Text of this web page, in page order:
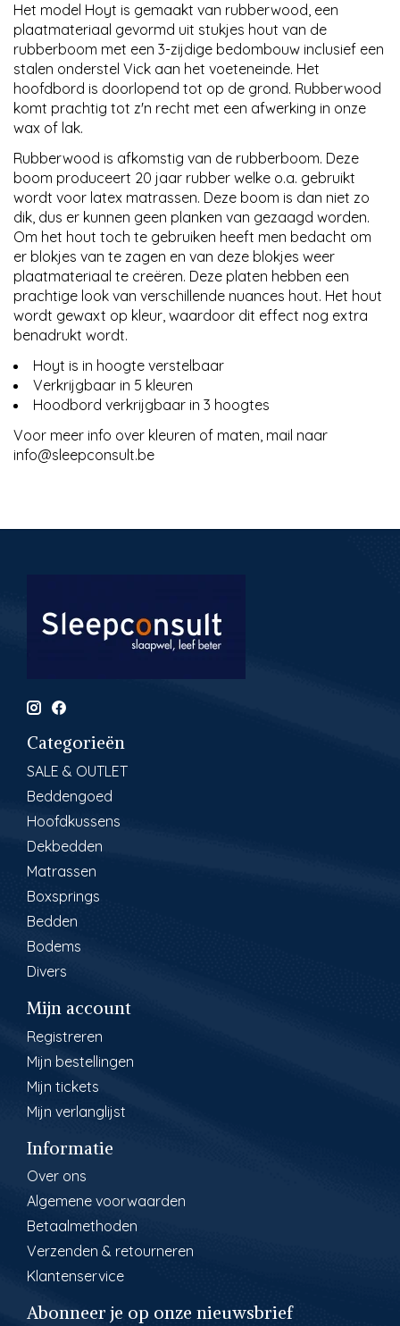
Het model Hoyt is gemaakt van rubberwood, een
plaatmateriaal gevormd uit stukjes hout van de
rubberboom met een 3-zijdige bedombouw inclusief een
stalen onderstel Vick aan het voeteneinde. Het
hoofdbord is doorlopend tot op de grond. Rubberwood
komt prachtig tot z'n recht met een afwerking in onze
wax of lak.
Rubberwood is afkomstig van de rubberboom. Deze
boom produceert 20 jaar rubber welke o.a. gebruikt
wordt voor latex matrassen. Deze boom is dan niet zo
dik, dus er kunnen geen planken van gezaagd worden.
Om het hout toch te gebruiken heeft men bedacht om
er blokjes van te zagen en van deze blokjes weer
plaatmateriaal te creëren. Deze platen hebben een
prachtige look van verschillende nuances hout. Het hout
wordt gewaxt op kleur, waardoor dit effect nog extra
benadrukt wordt.
Hoyt is in hoogte verstelbaar
Verkrijgbaar in 5 kleuren
Hoodbord verkrijgbaar in 3 hoogtes
Voor meer info over kleuren of maten, mail naar
info@sleepconsult.be
Categorieën
SALE & OUTLET
Beddengoed
Hoofdkussens
Dekbedden
Matrassen
Boxsprings
Bedden
Bodems
Divers
Mijn account
Registreren
Mijn bestellingen
Mijn tickets
Mijn verlanglijst
Informatie
Over ons
Algemene voorwaarden
Betaalmethoden
Verzenden & retourneren
Klantenservice
Abonneer je op onze nieuwsbrief